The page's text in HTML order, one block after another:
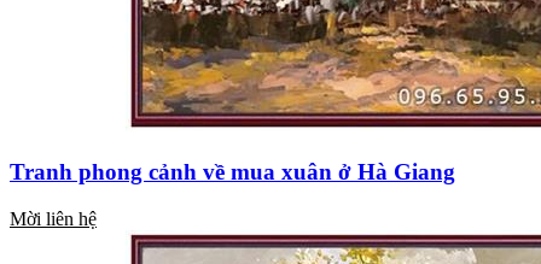
Tranh phong cảnh về mua xuân ở Hà Giang
Mời liên hệ